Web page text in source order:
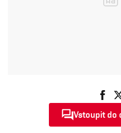
Vstoupit do